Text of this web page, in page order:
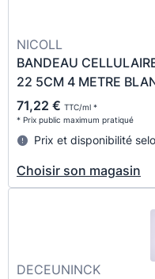
NICOLL
BANDEAU
22 5CM 4 METRE
71,22 € TTC/ml *
* Prix public maximum pratiqué
Prix et disponibilité
Choisir son magasin
DECEUNINCK